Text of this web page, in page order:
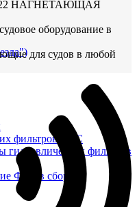
фильтров ФГС
фильтров
ФГС в сборе
22 НАГНЕТАЮЩАЯ
оборудование в
для судов в любой